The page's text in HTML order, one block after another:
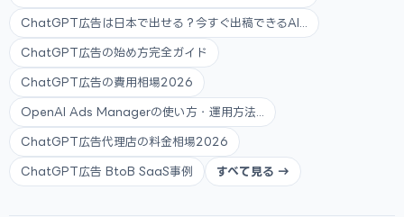
ChatGPT広告は日本で出せる？今すぐ出稿できるAI...
ChatGPT広告の始め方完全ガイド
ChatGPT広告の費用相場2026
OpenAI Ads Managerの使い方・運用方法...
ChatGPT広告代理店の料金相場2026
ChatGPT広告 BtoB SaaS事例 すべて見る →